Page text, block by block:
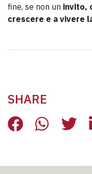
fine, se non un invito,
crescere e a vivere
SHARE
IL DRAMMA
IL IL